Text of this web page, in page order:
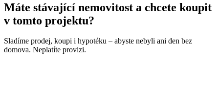
Máte stávající nemovitost a chcete koupit
v tomto projektu?
Sladíme prodej, koupi i hypotéku – abyste nebyli ani den bez
domova. Neplatíte provizi.